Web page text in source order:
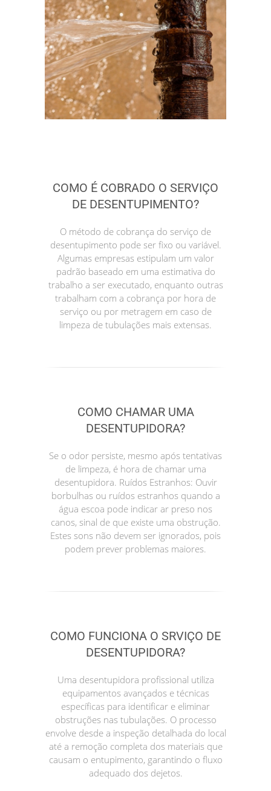
COMO É COBRADO O SERVIÇO
DE DESENTUPIMENTO?
O método de cobrança do serviço de
desentupimento pode ser fixo ou variável.
Algumas empresas estipulam um valor
padrão baseado em uma estimativa do
trabalho a ser executado, enquanto outras
trabalham com a cobrança por hora de
serviço ou por metragem em caso de
limpeza de tubulações mais extensas.
COMO CHAMAR UMA
DESENTUPIDORA?
Se o odor persiste, mesmo após tentativas
de limpeza, é hora de chamar uma
desentupidora. Ruídos Estranhos: Ouvir
borbulhas ou ruídos estranhos quando a
água escoa pode indicar ar preso nos
canos, sinal de que existe uma obstrução.
Estes sons não devem ser ignorados, pois
podem prever problemas maiores.
COMO FUNCIONA O SRVIÇO DE
DESENTUPIDORA?
Uma desentupidora profissional utiliza
equipamentos avançados e técnicas
específicas para identificar e eliminar
obstruções nas tubulações. O processo
envolve desde a inspeção detalhada do local
até a remoção completa dos materiais que
causam o entupimento, garantindo o fluxo
adequado dos dejetos.